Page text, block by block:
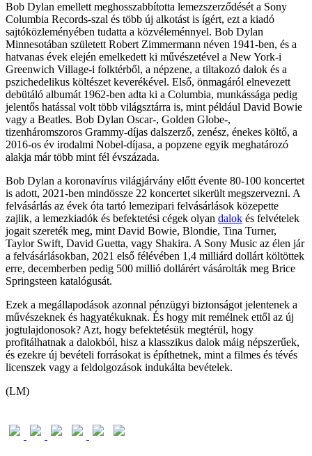
Bob Dylan emellett meghosszabbította lemezszerződését a Sony
Columbia Records-szal és több új alkotást is ígért, ezt a kiadó
sajtóközleményében tudatta a közvéleménnyel. Bob Dylan
Minnesotában született Robert Zimmermann néven 1941-ben, és a
hatvanas évek elején emelkedett ki művészetével a New York-i
Greenwich Village-i folktérből, a népzene, a tiltakozó dalok és a
pszichedelikus költészet keverékével. Első, önmagáról elnevezett
debütáló albumát 1962-ben adta ki a Columbia, munkássága pedig
jelentős hatással volt több világsztárra is, mint például David Bowie
vagy a Beatles. Bob Dylan Oscar-, Golden Globe-,
tizenháromszoros Grammy-díjas dalszerző, zenész, énekes költő, a
2016-os év irodalmi Nobel-díjasa, a popzene egyik meghatározó
alakja már több mint fél évszázada.
Bob Dylan a koronavírus világjárvány előtt évente 80-100 koncertet
is adott, 2021-ben mindössze 22 koncertet sikerült megszervezni. A
felvásárlás az évek óta tartó lemezipari felvásárlások közepette
zajlik, a lemezkiadók és befektetési cégek olyan dalok és felvételek
jogait szereték meg, mint David Bowie, Blondie, Tina Turner,
Taylor Swift, David Guetta, vagy Shakira. A Sony Music az élen jár
a felvásárlásokban, 2021 első félévében 1,4 milliárd dollárt költöttek
erre, decemberben pedig 500 millió dollárért vásárolták meg Brice
Springsteen katalógusát.
Ezek a megállapodások azonnal pénzügyi biztonságot jelentenek a
művészeknek és hagyatékuknak. És hogy mit remélnek ettől az új
jogtulajdonosok? Azt, hogy befektetésük megtérül, hogy
profitálhatnak a dalokból, hisz a klasszikus dalok máig népszerűek,
és ezekre új bevételi forrásokat is építhetnek, mint a filmes és tévés
licenszek vagy a feldolgozások indukálta bevételek.
(LM)